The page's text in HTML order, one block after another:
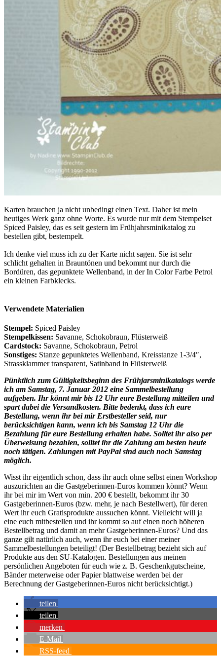
Karten brauchen ja nicht unbedingt einen Text. Daher ist mein
heutiges Werk ganz ohne Worte. Es wurde nur mit dem Stempelset
Spiced Paisley, das es seit gestern im Frühjahrsminikatalog zu
bestellen gibt, bestempelt.
Ich denke viel muss ich zu der Karte nicht sagen. Sie ist sehr
schlicht gehalten in Brauntönen und bekommt nur durch die
Bordüren, das gepunktete Wellenband, in der In Color Farbe Petrol
ein kleinen Farbklecks.
Verwendete Materialien
Stempel: Spiced Paisley
Stempelkissen: Savanne, Schokobraun, Flüsterweiß
Cardstock: Savanne, Schokobraun, Petrol
Sonstiges: Stanze gepunktetes Wellenband, Kreisstanze 1-3/4″,
Strassklammer transparent, Satinband in Flüsterweiß
Pünktlich zum Gültigkeitsbeginn des Frühjarsminikatalogs werde
ich am Samstag, 7. Januar 2012 eine Sammelbestellung
aufgeben. Ihr könnt mir bis 12 Uhr eure Bestellung mitteilen und
spart dabei die Versandkosten. Bitte bedenkt, dass ich eure
Bestellung, wenn ihr bei mir Erstbesteller seid, nur
berücksichtigen kann, wenn ich bis Samstag 12 Uhr die
Bezahlung für eure Bestellung erhalten habe. Solltet ihr also per
Überweisung bezahlen, solltet ihr die Zahlung am besten heute
noch tätigen. Zahlungen mit PayPal sind auch noch Samstag
möglich.
Wisst ihr eigentlich schon, dass ihr auch ohne selbst einen Workshop
auszurichten an die Gastgeberinnen-Euros kommen könnt? Wenn
ihr bei mir im Wert von min. 200 € bestellt, bekommt ihr 30
Gastgeberinnen-Euros (bzw. mehr, je nach Bestellwert), für deren
Wert ihr euch Gratisprodukte aussuchen könnt. Vielleicht will ja
eine euch mitbestellen und ihr kommt so auf einen noch höheren
Bestellbetrag und damit an mehr Gastgeberinnen-Euros? Und das
ganze gilt natürlich auch, wenn ihr euch bei einer meiner
Sammelbestellungen beteiligt! (Der Bestellbetrag bezieht sich auf
Produkte aus den SU-Katalogen. Bestellungen aus meinen
persönlichen Angeboten für euch wie z. B. Geschenkgutscheine,
Bänder meterweise oder Papier blattweise werden bei der
Berechnung der Gastgeberinnen-Euros nicht berücksichtigt.)
teilen
teilen
merken
E-Mail
RSS-feed